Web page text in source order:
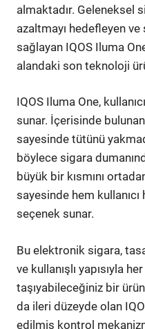
almaktadır. Geleneksel
azaltmayı hedefleyen ve
sağlayan IQOS Iluma
alandaki son teknoloji
IQOS Iluma One,
sunar. İçerisinde
sayesinde tütünü
böylece sigara
büyük bir kısmını
sayesinde hem
seçenek sunar.
Bu elektronik sigara,
ve kullanışlı yapısıyla
taşıyabileceğiniz bir
da ileri düzeyde olan
edilmiş kontrol